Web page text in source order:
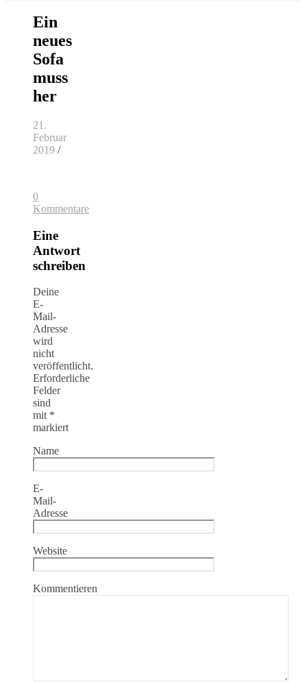
Ein
neues
Sofa
muss
her
21.
Februar
2019 /
0
Kommentare
Eine
Antwort
schreiben
Deine
E-
Mail-
Adresse
wird
nicht
veröffentlicht.
Erforderliche
Felder
sind
mit *
markiert
Name
E-
Mail-
Adresse
Website
Kommentieren